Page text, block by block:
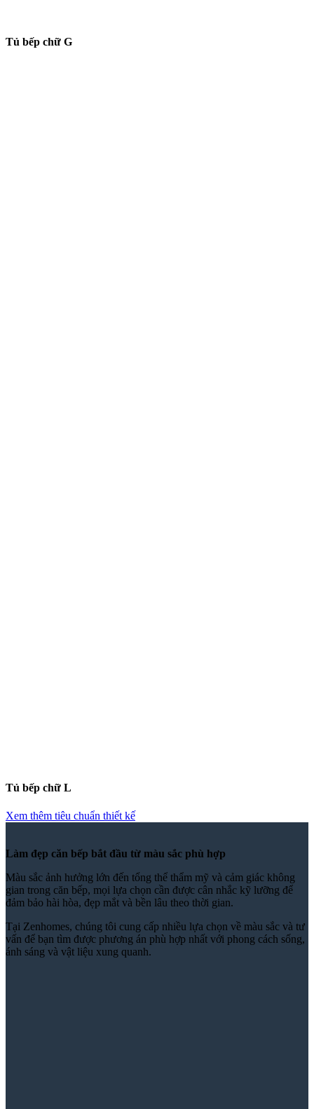
Tủ bếp chữ G
Tủ bếp chữ L
Xem thêm tiêu chuẩn thiết kế
Làm đẹp căn bếp bắt đầu từ màu sắc phù hợp
Màu sắc ảnh hưởng lớn đến tổng thể thẩm mỹ và cảm giác không
gian trong căn bếp, mọi lựa chọn cần được cân nhắc kỹ lưỡng để
đảm bảo hài hòa, đẹp mắt và bền lâu theo thời gian.
Tại Zenhomes, chúng tôi cung cấp nhiều lựa chọn về màu sắc và tư
vấn để bạn tìm được phương án phù hợp nhất với phong cách sống,
ánh sáng và vật liệu xung quanh.